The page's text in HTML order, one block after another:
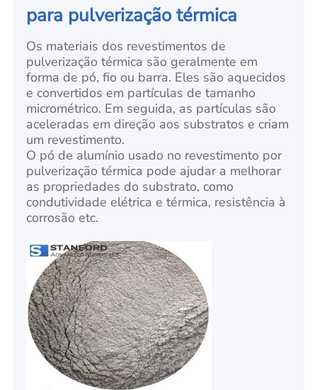
para pulverização térmica
Os materiais dos revestimentos de
pulverização térmica são geralmente em
forma de pó, fio ou barra. Eles são aquecidos
e convertidos em partículas de tamanho
micrométrico. Em seguida, as partículas são
aceleradas em direção aos substratos e criam
um revestimento.
O pó de alumínio usado no revestimento por
pulverização térmica pode ajudar a melhorar
as propriedades do substrato, como
condutividade elétrica e térmica, resistência à
corrosão etc.